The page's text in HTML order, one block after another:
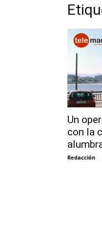
Un
con la
Redacción -